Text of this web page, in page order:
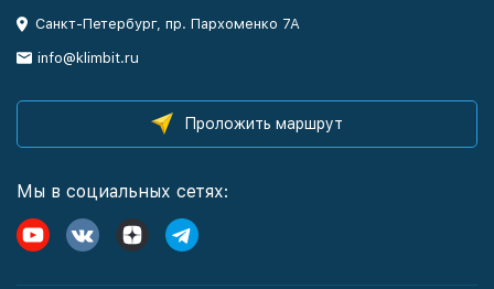
Санкт-Петербург, пр. Пархоменко 7А
info@klimbit.ru
Проложить маршрут
Мы в социальных сетях: